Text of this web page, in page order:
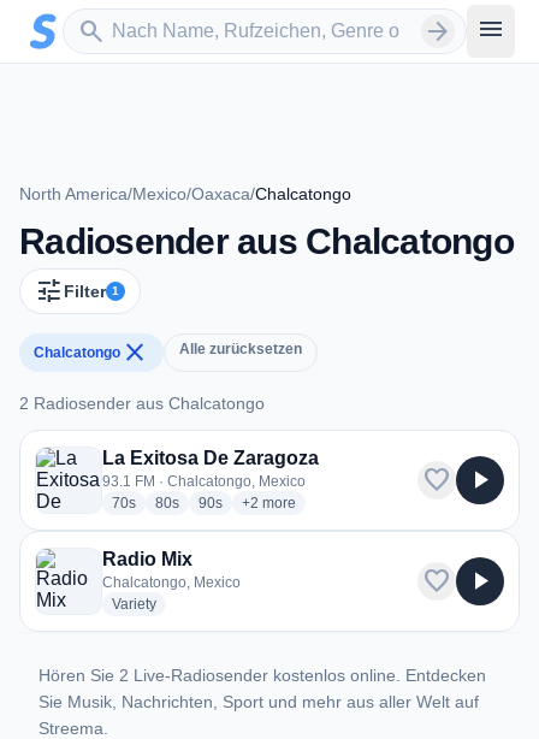
Zum Hauptinhalt springen
search
Sender suchen arrow_forward menu
North America/Mexico/Oaxaca/Chalcatongo
Radiosender aus Chalcatongo
tune Filter 1
Chalcatongo close Alle zurücksetzen
2 Radiosender aus Chalcatongo
2 Radiosender aus Chalcatongo
La Exitosa De Zaragoza
93.1 FM · Chalcatongo, Mexico
70sradio stations
80sradio stations
90sradio stations
+2 more genres for La Exitosa De Zaragoza
more
favorite play_arrow
Radio Mix
Chalcatongo, Mexico
Varietyradio stations
favorite play_arrow
Hören Sie 2 Live-Radiosender kostenlos online. Entdecken
Sie Musik, Nachrichten, Sport und mehr aus aller Welt auf
Streema.